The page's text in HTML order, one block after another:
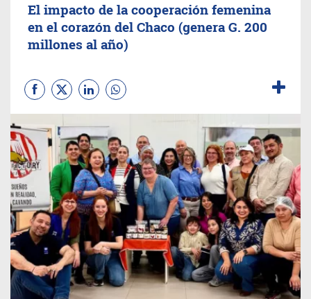
El impacto de la cooperación femenina
en el corazón del Chaco (genera G. 200
millones al año)